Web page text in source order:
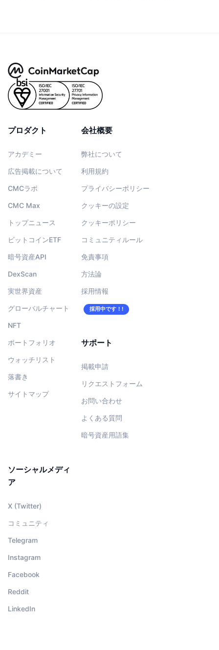
プロダクト
アカデミー
広告掲載について
CMCラボ
CMC Max
トップニュース
ビットコインETF
暗号資産API
DexScan
実世界資産
グローバルチャート
NFT
ポートフォリオ
ウォッチリスト
落書き
サイトマップ
会社概要
弊社について
利用規約
プライバシーポリシー
クッキーの設定
クッキーポリシー
コミュニティルール
免責事項
方法論
採用情報
採用中です！!
サポート
掲載申請
リクエストフォーム
お問い合わせ
よくある質問
暗号資産用語集
ソーシャルメディ
ア
X (Twitter)
コミュニティ
Telegram
Instagram
Facebook
Reddit
LinkedIn